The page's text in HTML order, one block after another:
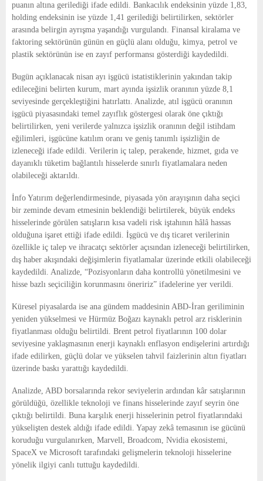
puanın altına gerilediği ifade edildi. Bankacılık endeksinin yüzde 1,83,
holding endeksinin ise yüzde 1,41 gerilediği belirtilirken, sektörler
arasında belirgin ayrışma yaşandığı vurgulandı. Finansal kiralama ve
faktoring sektörünün günün en güçlü alanı olduğu, kimya, petrol ve
plastik sektörünün ise en zayıf performansı gösterdiği kaydedildi.
Bugün açıklanacak nisan ayı işgücü istatistiklerinin yakından takip
edileceğini belirten kurum, mart ayında işsizlik oranının yüzde 8,1
seviyesinde gerçekleştiğini hatırlattı. Analizde, atıl işgücü oranının
işgücü piyasasındaki temel zayıflık göstergesi olarak öne çıktığı
belirtilirken, yeni verilerde yalnızca işsizlik oranının değil istihdam
eğilimleri, işgücüne katılım oranı ve geniş tanımlı işsizliğin de
izleneceği ifade edildi. Verilerin iç talep, perakende, hizmet, gıda ve
dayanıklı tüketim bağlantılı hisselerde sınırlı fiyatlamalara neden
olabileceği aktarıldı.
İnfo Yatırım değerlendirmesinde, piyasada yön arayışının daha seçici
bir zeminde devam etmesinin beklendiği belirtilerek, büyük endeks
hisselerinde görülen satışların kısa vadeli risk iştahının hâlâ hassas
olduğuna işaret ettiği ifade edildi. İşgücü ve dış ticaret verilerinin
özellikle iç talep ve ihracatçı sektörler açısından izleneceği belirtilirken,
dış haber akışındaki değişimlerin fiyatlamalar üzerinde etkili olabileceği
kaydedildi. Analizde, “Pozisyonların daha kontrollü yönetilmesini ve
hisse bazlı seçiciliğin korunmasını öneririz” ifadelerine yer verildi.
Küresel piyasalarda ise ana gündem maddesinin ABD-İran geriliminin
yeniden yükselmesi ve Hürmüz Boğazı kaynaklı petrol arz risklerinin
fiyatlanması olduğu belirtildi. Brent petrol fiyatlarının 100 dolar
seviyesine yaklaşmasının enerji kaynaklı enflasyon endişelerini artırdığı
ifade edilirken, güçlü dolar ve yükselen tahvil faizlerinin altın fiyatları
üzerinde baskı yarattığı kaydedildi.
Analizde, ABD borsalarında rekor seviyelerin ardından kâr satışlarının
görüldüğü, özellikle teknoloji ve finans hisselerinde zayıf seyrin öne
çıktığı belirtildi. Buna karşılık enerji hisselerinin petrol fiyatlarındaki
yükselişten destek aldığı ifade edildi. Yapay zekâ temasının ise gücünü
koruduğu vurgulanırken, Marvell, Broadcom, Nvidia ekosistemi,
SpaceX ve Microsoft tarafındaki gelişmelerin teknoloji hisselerine
yönelik ilgiyi canlı tuttuğu kaydedildi.